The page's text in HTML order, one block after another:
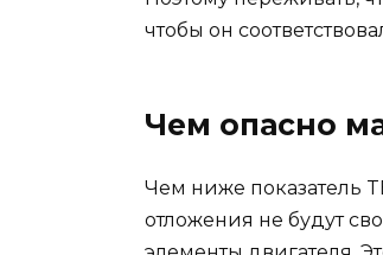
чтобы он
Чем опасно
Чем ниже показатель
отложения не будут